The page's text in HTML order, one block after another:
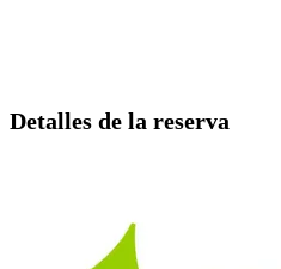
Detalles de la reserva